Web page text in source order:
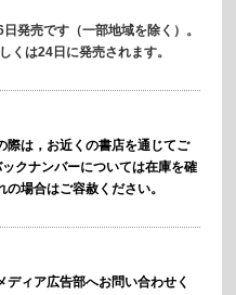
売です（一部地域を除く）。
くは24日に発売されます。
は，お近くの書店を通じてご
クナンバーについては在庫を確
場合はご容赦ください。
ィア広告部へお問い合わせく